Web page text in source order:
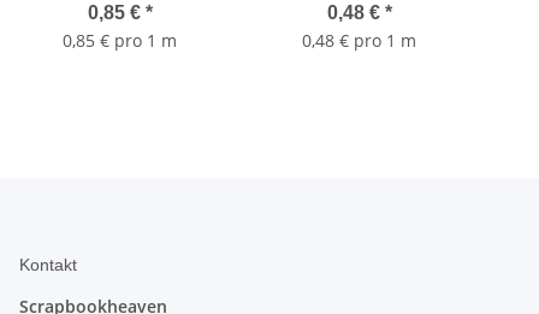
0,85 € *
0,85 € pro 1 m
0,48 € *
0,48 € pro 1 m
Kontakt
Scrapbookheaven